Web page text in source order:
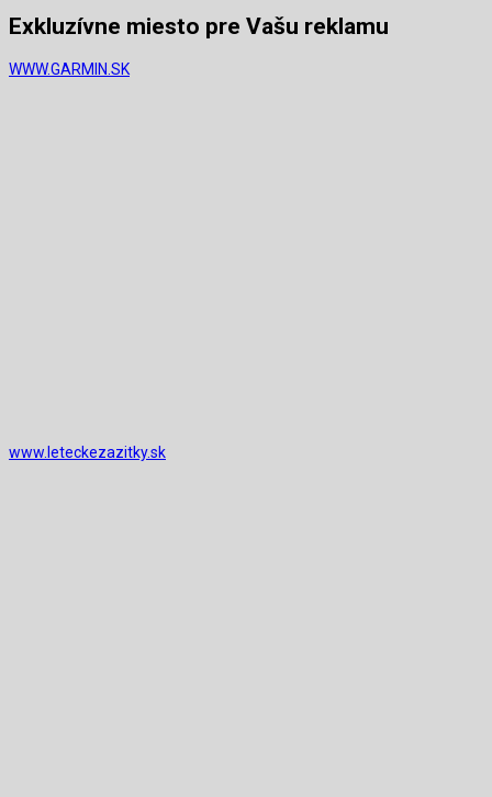
Exkluzívne miesto pre Vašu reklamu
WWW.GARMIN.SK
www.leteckezazitky.sk